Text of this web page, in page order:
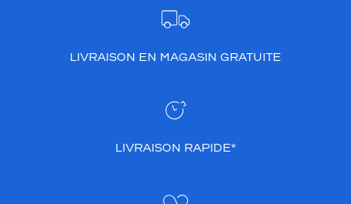
LIVRAISON EN MAGASIN GRATUITE
LIVRAISON RAPIDE*